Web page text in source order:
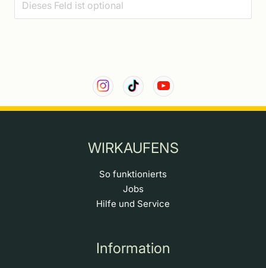
WIRKAUFENS
So funktionierts
Jobs
Hilfe und Service
Information